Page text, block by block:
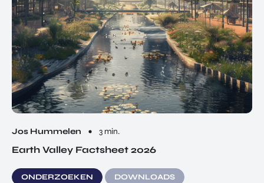
Jos Hummelen 3 min.
Earth Valley Factsheet 2026
ONDERZOEKEN DOWNLOADS